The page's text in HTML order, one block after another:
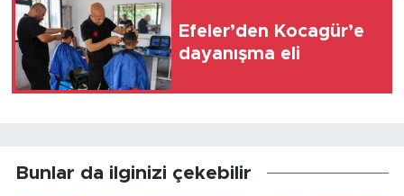
Efeler’den Kocagür’e
dayanışma eli
Bunlar da ilginizi çekebilir